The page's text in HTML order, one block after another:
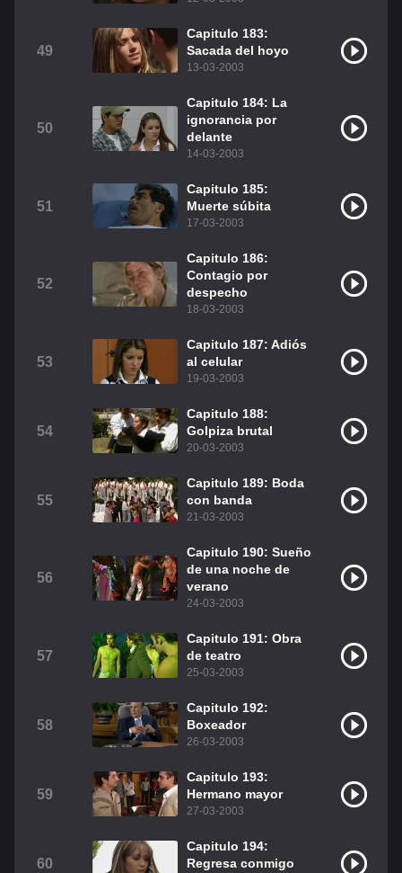
49
Capitulo 183:
Sacada del hoyo
13-03-2003
50
Capitulo 184: La
ignorancia por
delante
14-03-2003
51
Capitulo 185:
Muerte súbita
17-03-2003
52
Capitulo 186:
Contagio por
despecho
18-03-2003
53
Capitulo 187: Adiós
al celular
19-03-2003
54
Capitulo 188:
Golpiza brutal
20-03-2003
55
Capitulo 189: Boda
con banda
21-03-2003
56
Capitulo 190: Sueño
de una noche de
verano
24-03-2003
57
Capitulo 191: Obra
de teatro
25-03-2003
58
Capitulo 192:
Boxeador
26-03-2003
59
Capitulo 193:
Hermano mayor
27-03-2003
60
Capitulo 194:
Regresa conmigo